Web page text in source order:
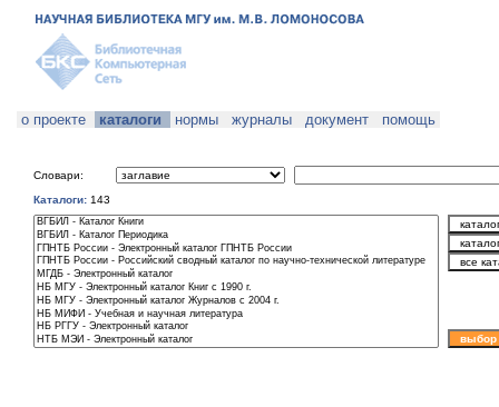
о проекте каталоги нормы журналы документ помощь
Словари:
Каталоги: 143